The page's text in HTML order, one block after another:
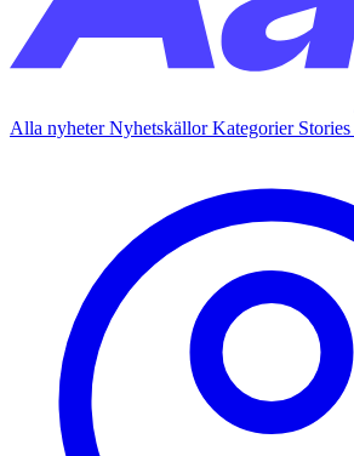
Alla nyheterNyhetskällorKategorier Stories